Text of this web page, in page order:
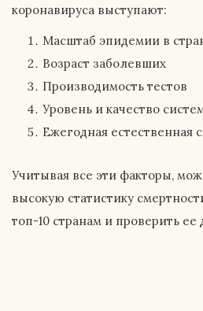
коронавируса выступают:
Масштаб эпидемии в
Возраст заболевших
Производимость тестов
Уровень и качество
Ежегодная естественная
Учитывая все эти факторы,
высокую статистику
топ-10 странам и проверить ее